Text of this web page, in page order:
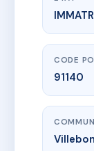
10 r desCODE
91140